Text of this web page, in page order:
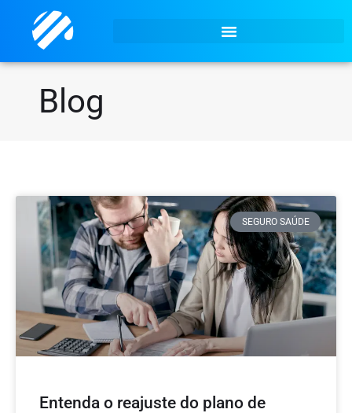
Blog
SEGURO SAÚDE
Entenda o reajuste do plano de